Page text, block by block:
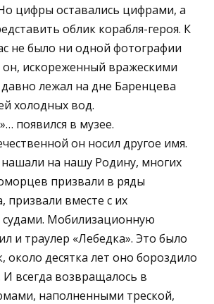
цифры оставались цифрами, а
облик корабля-героя. К
не было ни одной фотографии
он, искореженный вражескими
лежал на дне Баренцева
холодных вод.
появился в музее.
он носил другое имя.
на нашу Родину, многих
призвали в ряды
призвали вместе с их
Мобилизационную
и траулер «Лебедка». Это было
около десятка лет оно бороздило
всегда возвращалось в
наполненными треской,